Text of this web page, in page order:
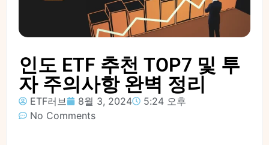
인도 ETF 추천 TOP7 및 투
자 주의사항 완벽 정리
ETF러브 8월 3, 2024
5:24 오후
No Comments